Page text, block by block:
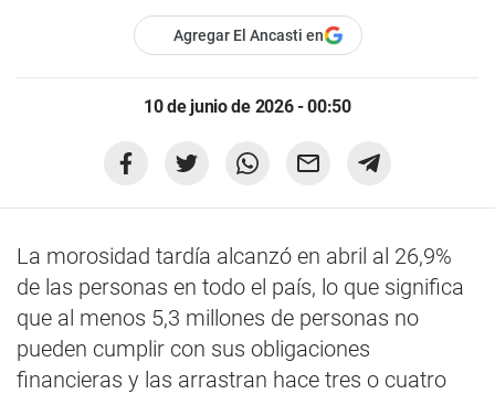
Agregar El Ancasti en
10 de junio de 2026 - 00:50
La morosidad tardía alcanzó en abril al 26,9%
de las personas en todo el país, lo que significa
que al menos 5,3 millones de personas no
pueden cumplir con sus obligaciones
financieras y las arrastran hace tres o cuatro